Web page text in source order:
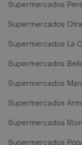
Supermercados
Supermercados
Supermercados La
Supermercados
Supermercados
Supermercados
Supermercados
Supermercados